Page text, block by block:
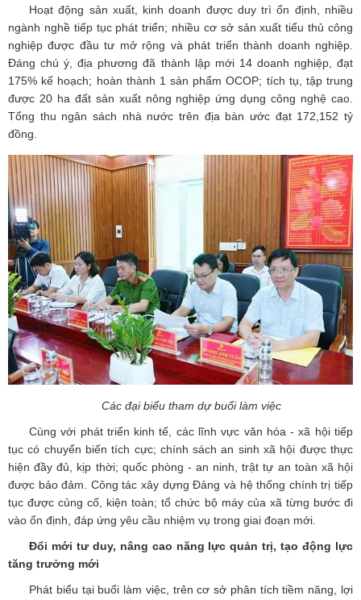
Hoạt động sản xuất, kinh doanh được duy trì ổn định, nhiều
ngành nghề tiếp tục phát triển; nhiều cơ sở sản xuất tiểu thủ công
nghiệp được đầu tư mở rộng và phát triển thành doanh nghiệp.
Đáng chú ý, địa phương đã thành lập mới 14 doanh nghiệp, đạt
175% kế hoạch; hoàn thành 1 sản phẩm OCOP; tích tụ, tập trung
được 20 ha đất sản xuất nông nghiệp ứng dụng công nghệ cao.
Tổng thu ngân sách nhà nước trên địa bàn ước đạt 172,152 tỷ
đồng.
Các đại biểu tham dự buổi làm việc
Cùng với phát triển kinh tế, các lĩnh vực văn hóa - xã hội tiếp
tục có chuyển biến tích cực; chính sách an sinh xã hội được thực
hiện đầy đủ, kịp thời; quốc phòng - an ninh, trật tự an toàn xã hội
được bảo đảm. Công tác xây dựng Đảng và hệ thống chính trị tiếp
tục được củng cố, kiện toàn; tổ chức bộ máy của xã từng bước đi
vào ổn định, đáp ứng yêu cầu nhiệm vụ trong giai đoạn mới.
Đổi mới tư duy, nâng cao năng lực quản trị, tạo động lực
tăng trưởng mới
Phát biểu tại buổi làm việc, trên cơ sở phân tích tiềm năng, lợi